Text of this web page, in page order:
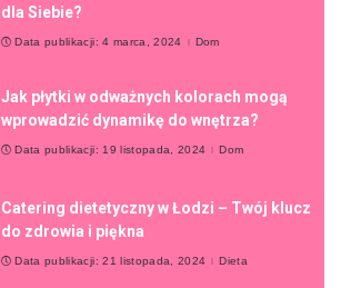
dla Siebie?
Data publikacji: 4 marca, 2024 Dom
Jak płytki w odważnych kolorach mogą
wprowadzić dynamikę do wnętrza?
Data publikacji: 19 listopada, 2024 Dom
Catering dietetyczny w Łodzi – Twój klucz
do zdrowia i piękna
Data publikacji: 21 listopada, 2024 Dieta